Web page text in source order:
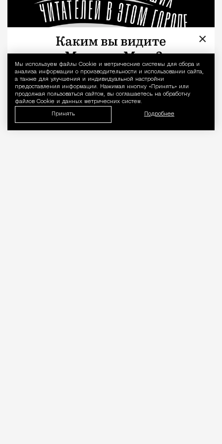
Уведомление
Мы используем файлы Сookie и метрические системы для сбора и
анализа информации о производительности и использовании сайта,
а также для улучшения и индивидуальной настройки
предоставления информации. Нажимая кнопку «Принять» или
продолжая пользоваться сайтом, вы соглашаетесь на обработку
файлов Cookie и данных метрических систем.
Принять Подробнее
×